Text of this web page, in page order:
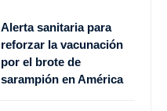
Alerta sanitaria para
reforzar la vacunación
por el brote de
sarampión en América